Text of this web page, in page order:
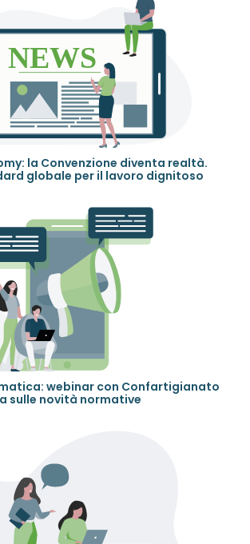
la Convenzione diventa realtà.
globale per il lavoro dignitoso
webinar con Confartigianato
sulle novità normative